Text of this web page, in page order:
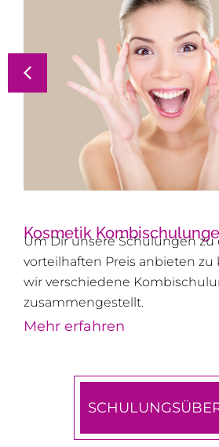
Kosmetik
Um Dir unsere Schulungen zu
vorteilhaften Preis anbieten zu
wir verschiedene
zusammengestellt.
Mehr erfahren